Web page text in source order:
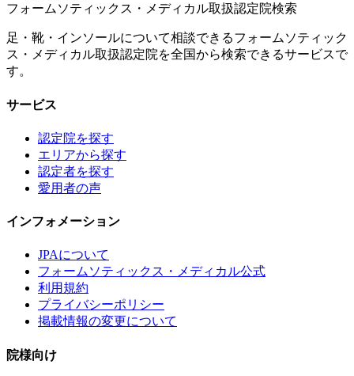
フォームソティックス・メディカル取扱認定院検索
足・靴・インソールについて相談できるフォームソティック
ス・メディカル取扱認定院を全国から検索できるサービスで
す。
サービス
認定院を探す
エリアから探す
認定者を探す
愛用者の声
インフォメーション
JPAについて
フォームソティックス・メディカル公式
利用規約
プライバシーポリシー
掲載情報の変更について
院様向け